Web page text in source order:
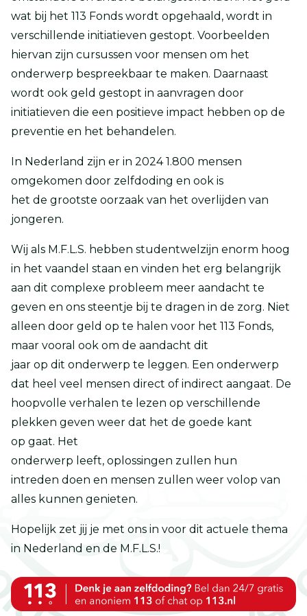
wat bij het 113 Fonds wordt opgehaald, wordt in
verschillende initiatieven gestopt. Voorbeelden
hiervan zijn cursussen voor mensen om het
onderwerp bespreekbaar te maken. Daarnaast
wordt ook geld gestopt in aanvragen door
initiatieven die een positieve impact hebben op de
preventie en het behandelen.
In Nederland zijn er in 2024 1.800 mensen
omgekomen door zelfdoding en ook is
het de grootste oorzaak van het overlijden van
jongeren.
Wij als M.F.L.S. hebben studentwelzijn enorm hoog
in het vaandel staan en vinden het erg belangrijk
aan dit complexe probleem meer aandacht te
geven en ons steentje bij te dragen in de zorg. Niet
alleen door geld op te halen voor het 113 Fonds,
maar vooral ook om de aandacht dit
jaar op dit onderwerp te leggen. Een onderwerp
dat heel veel mensen direct of indirect aangaat. De
hoopvolle verhalen te lezen op verschillende
plekken geven weer dat het de goede kant
op gaat. Het
onderwerp leeft, oplossingen zullen hun
intreden doen en mensen zullen weer volop van
alles kunnen genieten.
Hopelijk zet jij je met ons in voor dit actuele thema
in Nederland en de M.F.L.S.!